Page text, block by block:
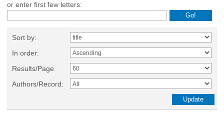
or enter first few letters:
Sort by:
In order:
Results/Page
Authors/Record: